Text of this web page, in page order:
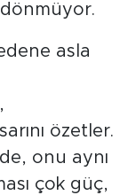
asla
özetler.
onu aynı
çok güç,